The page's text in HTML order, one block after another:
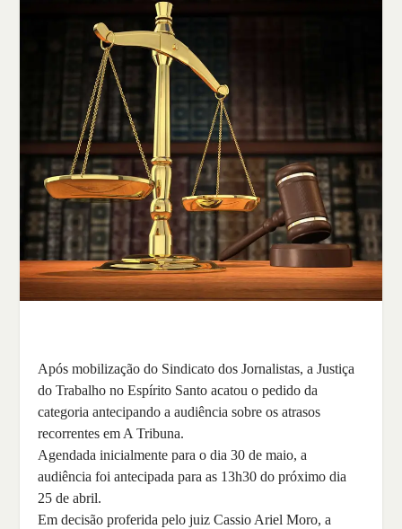
Após mobilização do Sindicato dos Jornalistas, a Justiça
do Trabalho no Espírito Santo acatou o pedido da
categoria antecipando a audiência sobre os atrasos
recorrentes em A Tribuna.
Agendada inicialmente para o dia 30 de maio, a
audiência foi antecipada para as 13h30 do próximo dia
25 de abril.
Em decisão proferida pelo juiz Cassio Ariel Moro, a